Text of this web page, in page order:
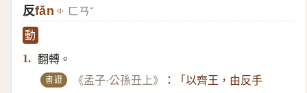
反fǎn ㄈㄢˇ
動
1. 翻轉。
書證 《孟子·公孫丑上》 ：
「以齊王，由反手